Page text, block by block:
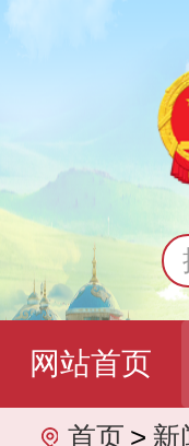
网站首页
首页 > 新